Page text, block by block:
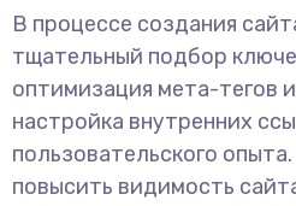
В процессе создания
тщательный подбор
оптимизация мета-тегов
настройка внутренних
пользовательского
повысить видимость